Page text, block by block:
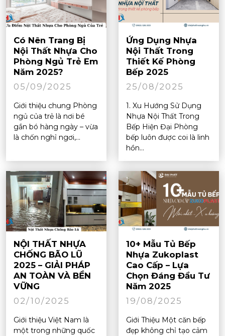
Có Nên Trang Bị
Nội Thất Nhựa Cho
Phòng Ngủ Trẻ Em
Năm 2025?
05/09/2025
Giới thiệu chung Phòng
ngủ của trẻ là nơi bé
gắn bó hàng ngày – vừa
là chốn nghỉ ngơi,...
Ứng Dụng Nhựa
Nội Thất Trong
Thiết Kế Phòng
Bếp 2025
25/08/2025
1. Xu Hướng Sử Dụng
Nhựa Nội Thất Trong
Bếp Hiện Đại Phòng
bếp luôn được coi là linh
hồn...
NỘI THẤT NHỰA
CHỐNG BÃO LŨ
2025 – GIẢI PHÁP
AN TOÀN VÀ BỀN
VỮNG
02/10/2025
Giới thiệu Việt Nam là
một trong những quốc
10+ Mẫu Tủ Bếp
Nhựa Zukoplast
Cao Cấp – Lựa
Chọn Đáng Đầu Tư
Năm 2025
19/08/2025
Giới Thiệu Một căn bếp
đẹp không chỉ tạo cảm